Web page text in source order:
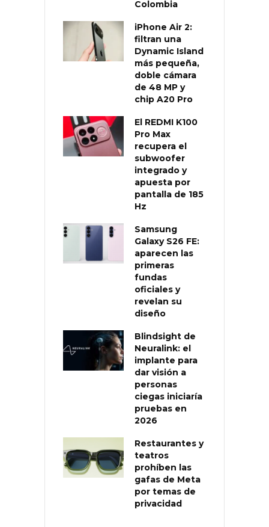
Colombia
iPhone Air 2:
filtran una
Dynamic Island
más pequeña,
doble cámara
de 48 MP y
chip A20 Pro
El REDMI K100
Pro Max
recupera el
subwoofer
integrado y
apuesta por
pantalla de 185
Hz
Samsung
Galaxy S26 FE:
aparecen las
primeras
fundas
oficiales y
revelan su
diseño
Blindsight de
Neuralink: el
implante para
dar visión a
personas
ciegas iniciaría
pruebas en
2026
Restaurantes y
teatros
prohíben las
gafas de Meta
por temas de
privacidad